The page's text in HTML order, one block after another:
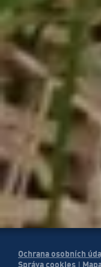
Ochrana osobních
Správa cookies